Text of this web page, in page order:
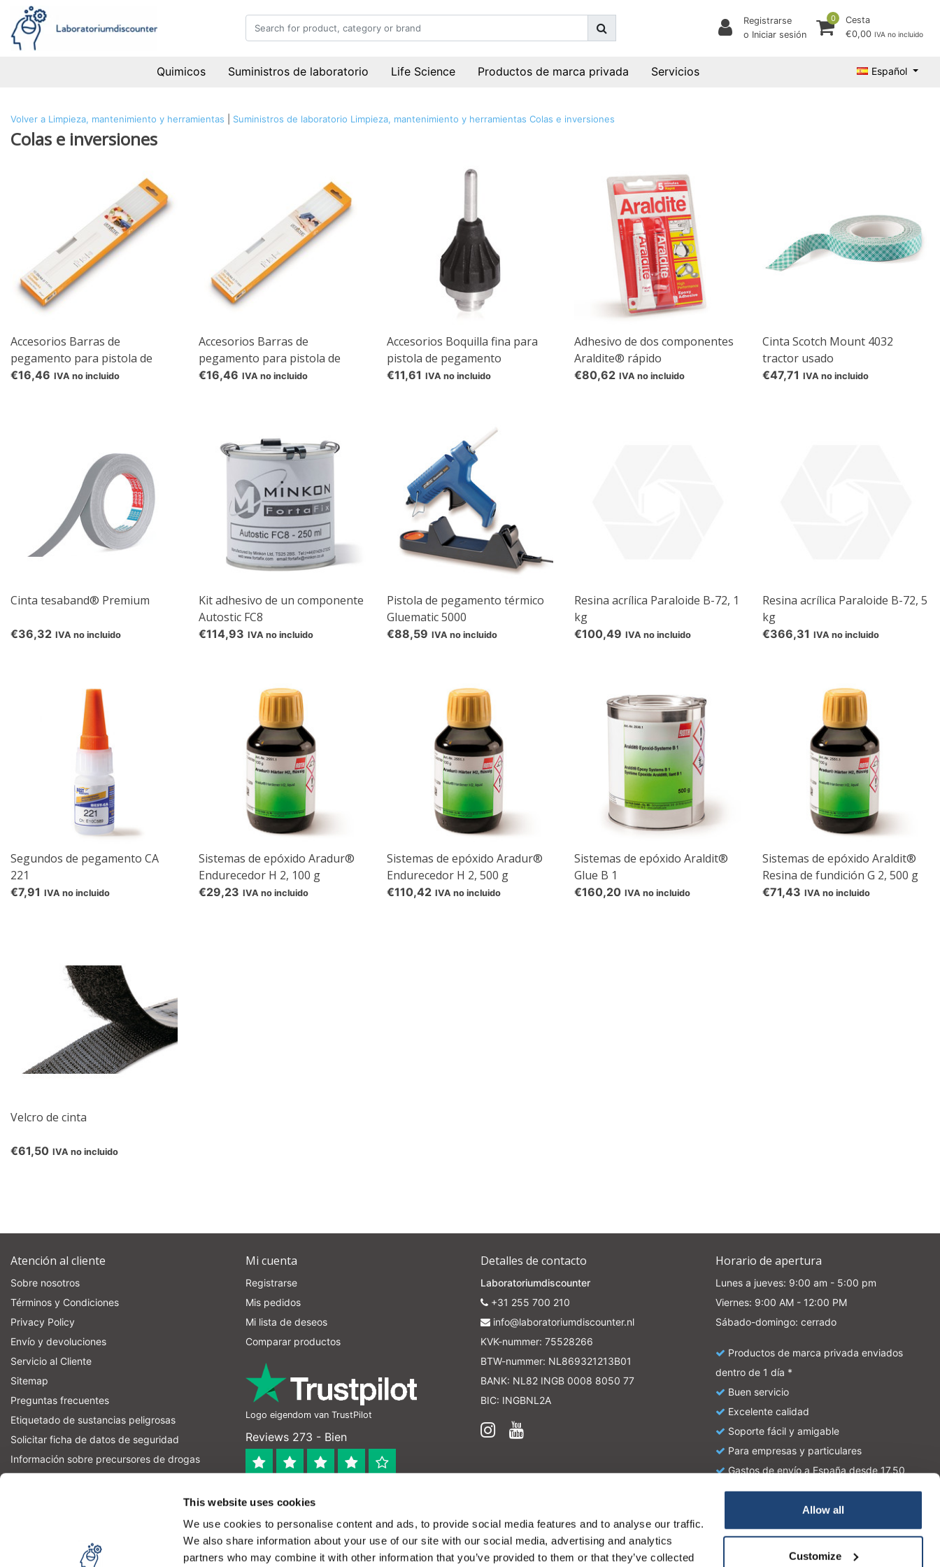
This website uses cookies
We use cookies to personalise content and ads, to provide social media features and to analyse our traffic.
We also share information about your use of our site with our social media, advertising and analytics
partners who may combine it with other information that you’ve provided to them or that they’ve collected
Allow all
Customize
Registrarse
o Iniciar sesión
0
Cesta
€0,00 IVA no incluido
Quimicos Suministros de laboratorio Life Science Productos de marca privada Servicios Español
Volver a Limpieza, mantenimiento y herramientas Suministros de laboratorio Limpieza, mantenimiento y herramientas Colas e inversiones
Colas e inversiones
Accesorios Barras de
pegamento para pistola de
pegamento caliente Gluematic
€16,46 IVA no incluido
Accesorios Barras de
pegamento para pistola de
pegamento caliente Gluematic
€16,46 IVA no incluido
Accesorios Boquilla fina para
pistola de pegamento
Gluematic 5000
€11,61 IVA no incluido
Adhesivo de dos componentes
Araldite® rápido
€80,62 IVA no incluido
Cinta Scotch Mount 4032
tractor usado
€47,71 IVA no incluido
Cinta tesaband® Premium
€36,32 IVA no incluido
Kit adhesivo de un componente
Autostic FC8
€114,93 IVA no incluido
Pistola de pegamento térmico
Gluematic 5000
€88,59 IVA no incluido
Resina acrílica Paraloide B-72, 1
kg
€100,49 IVA no incluido
Resina acrílica Paraloide B-72, 5
kg
€366,31 IVA no incluido
Segundos de pegamento CA
221
€7,91 IVA no incluido
Sistemas de epóxido Aradur®
Endurecedor H 2, 100 g
€29,23 IVA no incluido
Sistemas de epóxido Aradur®
Endurecedor H 2, 500 g
€110,42 IVA no incluido
Sistemas de epóxido Araldit®
Glue B 1
€160,20 IVA no incluido
Sistemas de epóxido Araldit®
Resina de fundición G 2, 500 g
€71,43 IVA no incluido
Velcro de cinta
€61,50 IVA no incluido
Atención al cliente
Sobre nosotros
Términos y Condiciones
Privacy Policy
Envío y devoluciones
Servicio al Cliente
Sitemap
Preguntas frecuentes
Etiquetado de sustancias peligrosas
Solicitar ficha de datos de seguridad
Información sobre precursores de drogas
Mi cuenta
Registrarse
Mis pedidos
Mi lista de deseos
Comparar productos
Logo eigendom van TrustPilot
Reviews 273 - Bien
Detalles de contacto
Laboratoriumdiscounter
+31 255 700 210
info@laboratoriumdiscounter.nl
KVK-nummer: 75528266
BTW-nummer: NL869321213B01
BANK: NL82 INGB 0008 8050 77
BIC: INGBNL2A
Horario de apertura
Lunes a jueves: 9:00 am - 5:00 pm
Viernes: 9:00 AM - 12:00 PM
Sábado-domingo: cerrado
Productos de marca privada enviados
dentro de 1 día *
Buen servicio
Excelente calidad
Soporte fácil y amigable
Para empresas y particulares
Gastos de envío a España desde 17,50
euros
Let op! Op onze productomschrijvingen kunnen geen rechten verleend worden en zijn enkel ter educatie en/of informatie en zijn geen handleiding of omschrijving hoe u het
product kan en mag gebruiken. U bent zelf verantwoordelijk voor het toepassen van eventuele nationale en internationale wetgeving omtrent het gebruik van chemicaliën.
5% off for your next order
Sign up for our newsletter to stay informed about our new products, and
receive a 10% discount on your next purchase for all chemical products from
our own brand 😀
Subscribe
Your discount applies to orders above €50,00